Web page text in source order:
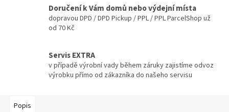
Doručení k Vám domů nebo výdejní místa
dopravou DPD / DPD Pickup / PPL / PPL ParcelShop už
od 70 Kč
Servis EXTRA
v případě výrobní vady během záruky zajistíme odvoz
výrobku přímo od zákazníka do našeho servisu
Popis